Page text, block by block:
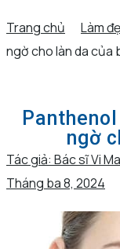
Trang chủ Làm
ngờ cho làn da của
ngờ
Tác giả: Bác sĩ Vi
Tháng ba 8, 2024